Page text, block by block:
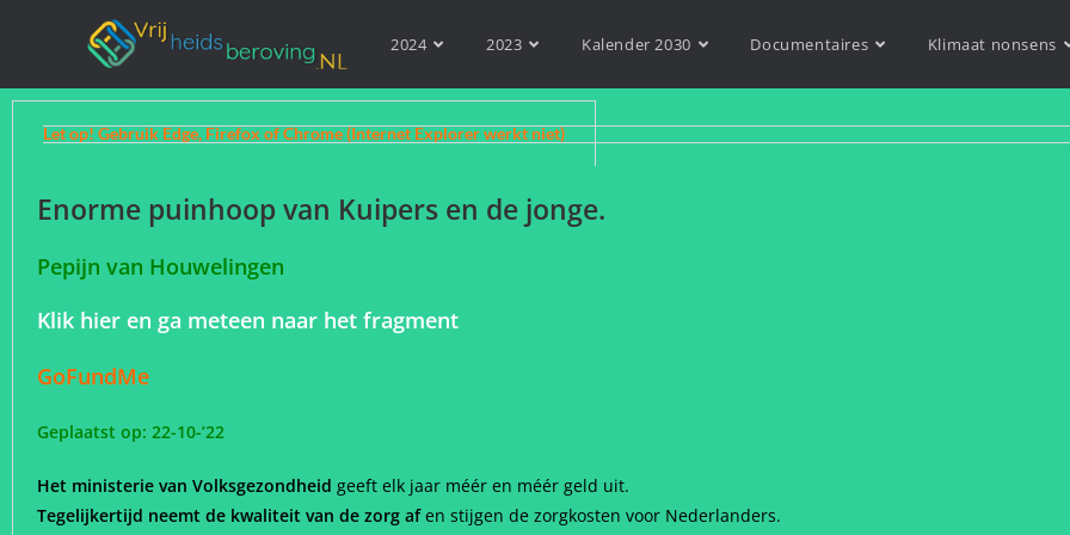
2024 2023 Kalender 2030 Documentaires Klimaat nonsens
Let op! Gebruik Edge, Firefox of Chrome (Internet Explorer werkt niet)
Enorme puinhoop van Kuipers en de jonge.
Pepijn van Houwelingen
Klik hier en ga meteen naar het fragment
GoFundMe
Geplaatst op: 22-10-’22
Het ministerie van Volksgezondheid geeft elk jaar méér en méér geld uit.
Tegelijkertijd neemt de kwaliteit van de zorg afen stijgen de zorgkosten voor Nederlanders.